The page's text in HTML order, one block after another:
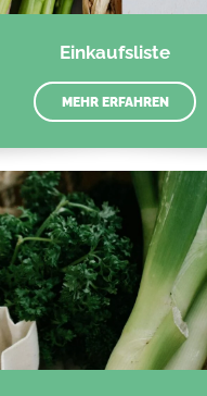
Einkaufsliste
MEHR ERFAHREN